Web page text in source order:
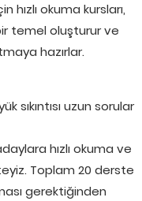
hızlı okuma kursları,
temel oluşturur ve
hazırlar.
sıkıntısı uzun sorular
hızlı okuma ve
Toplam 20 derste
gerektiğinden